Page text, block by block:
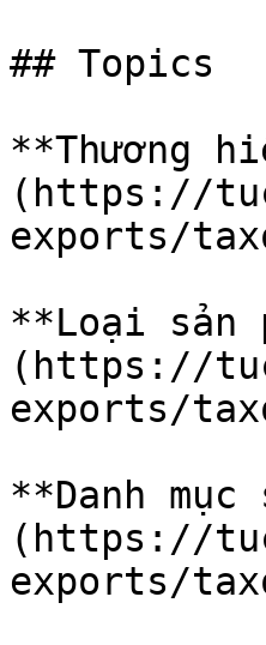
## Topics
**Thương
(https://
exports/
**Loại sản
(https://
exports/
**Danh
(https://
exports/